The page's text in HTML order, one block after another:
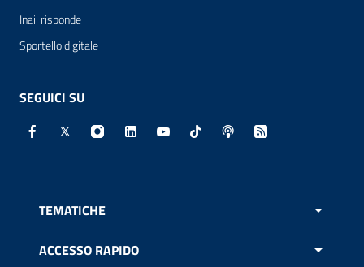
Inail risponde
Sportello digitale
SEGUICI SU
Facebook - Sito esterno - Apertura in nuova finestra
X - Sito esterno - Apertura in nuova finestra
Instagram - Sito esterno - Apertura in
Linkedin - Sito esterno - Apertura in
Youtube - Sito esterno -
TikTok - Sito esterno -
Spreaker - Sito
Feed RSS -
TEMATICHE
ACCESSO RAPIDO